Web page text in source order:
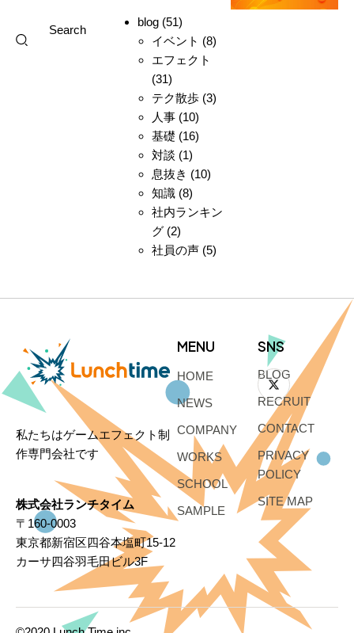
blog (51)
イベント (8)
エフェクト
(31)
テク散歩 (3)
人事 (10)
基礎 (16)
対談 (1)
息抜き (10)
知識 (8)
社内ランキン
グ (2)
社員の声 (5)
私たちはゲームエフェクト制
作専門会社です
株式会社ランチタイム
〒160-0003
東京都新宿区四谷本塩町15-12
カーサ四谷羽毛田ビル3F
MENU
HOME
NEWS
COMPANY
WORKS
SCHOOL
SAMPLE
BLOG
RECRUIT
CONTACT
PRIVACY
POLICY
SITE MAP
SNS